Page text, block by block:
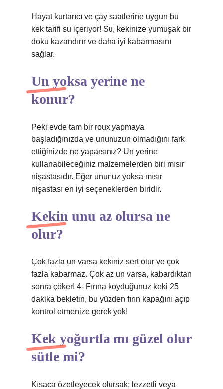
Hayat kurtarıcı ve çay saatlerine uygun bu
kek tarifi su içeriyor! Su, kekinize yumuşak bir
doku kazandırır ve daha iyi kabarmasını
sağlar.
Un yoksa yerine ne
konur?
Peki evde tam bir roux yapmaya
başladığınızda ve ununuzun olmadığını fark
ettiğinizde ne yaparsınız? Un yerine
kullanabileceğiniz malzemelerden biri mısır
nişastasıdır. Eğer ununuz yoksa mısır
nişastası en iyi seçeneklerden biridir.
Kekin unu az olursa ne
olur?
Çok fazla un varsa kekiniz sert olur ve çok
fazla kabarmaz. Çok az un varsa, kabardıktan
sonra çöker! 4- Fırına koyduğunuz keki 25
dakika bekletin, bu yüzden fırın kapağını açıp
kontrol etmenize gerek yok!
Kek yoğurtla mı güzel olur
sütle mi?
Kısaca özetleyecek olursak; lezzetli veya